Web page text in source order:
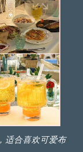
适合喜欢可爱布